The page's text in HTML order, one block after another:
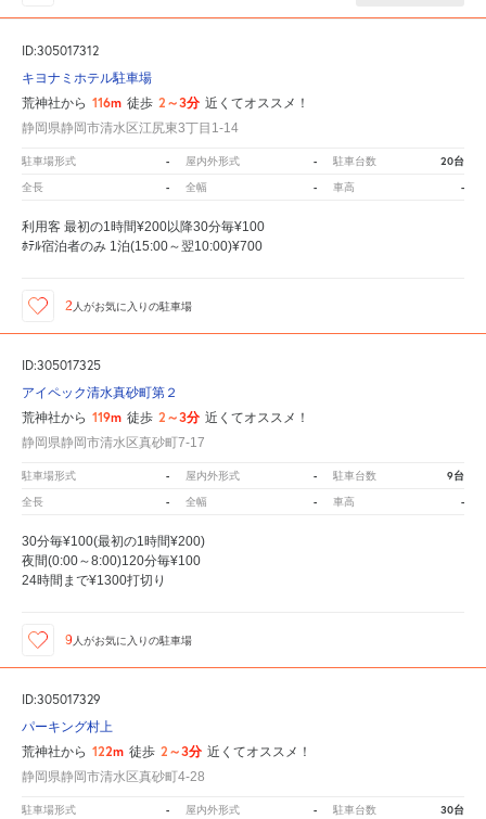
ID:305017312
キヨナミホテル駐車場
荒神社から 116m 徒歩 2～3分 近くてオススメ！
静岡県静岡市清水区江尻東3丁目1-14
駐車場形式 - 屋内外形式 - 駐車台数 20台
全長 - 全幅 - 車高 -
利用客 最初の1時間¥200以降30分毎¥100
ﾎﾃﾙ宿泊者のみ 1泊(15:00～翌10:00)¥700
2 人がお気に入りの駐車場
ID:305017325
アイペック清水真砂町第２
荒神社から 119m 徒歩 2～3分 近くてオススメ！
静岡県静岡市清水区真砂町7-17
駐車場形式 - 屋内外形式 - 駐車台数 9台
全長 - 全幅 - 車高 -
30分毎¥100(最初の1時間¥200)
夜間(0:00～8:00)120分毎¥100
24時間まで¥1300打切り
9人がお気に入りの駐車場
ID:305017329
パーキング村上
荒神社から 122m 徒歩 2～3分 近くてオススメ！
静岡県静岡市清水区真砂町4-28
駐車場形式 - 屋内外形式 - 駐車台数 30台